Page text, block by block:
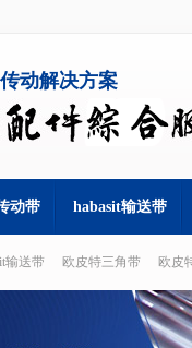
传动解决方案
动带 habasit输送带
输送带 欧皮特三角带 欧皮